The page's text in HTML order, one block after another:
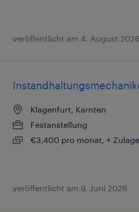
veröffentlicht am 4. August 2026
Klagenfurt, Karnten
Festanstellung
€3,400 pro monat, +
veröffentlicht am 9. Juni 2026